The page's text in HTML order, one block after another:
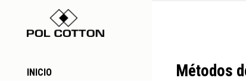
INICIO Métodos